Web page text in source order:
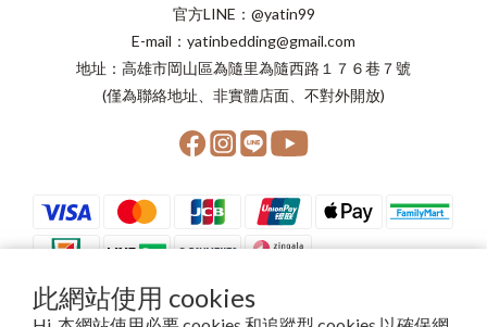
此網站使用 cookies
官方LINE：@yatin99
E-mail：yatinbedding@gmail.com
地址：高雄市岡山區為隨里為隨西路１７６巷７號
(僅為聯絡地址、非實體店面、不對外開放)